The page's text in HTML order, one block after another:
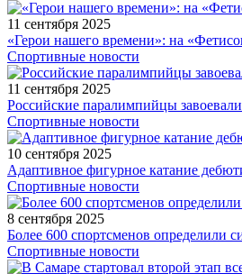
11 сентября 2025
«Герои нашего времени»: на
Спортивные новости
11 сентября 2025
Российские паралимпийцы
Спортивные новости
10 сентября 2025
Адаптивное фигурное катание
Спортивные новости
8 сентября 2025
Более 600 спортсменов определили
Спортивные новости